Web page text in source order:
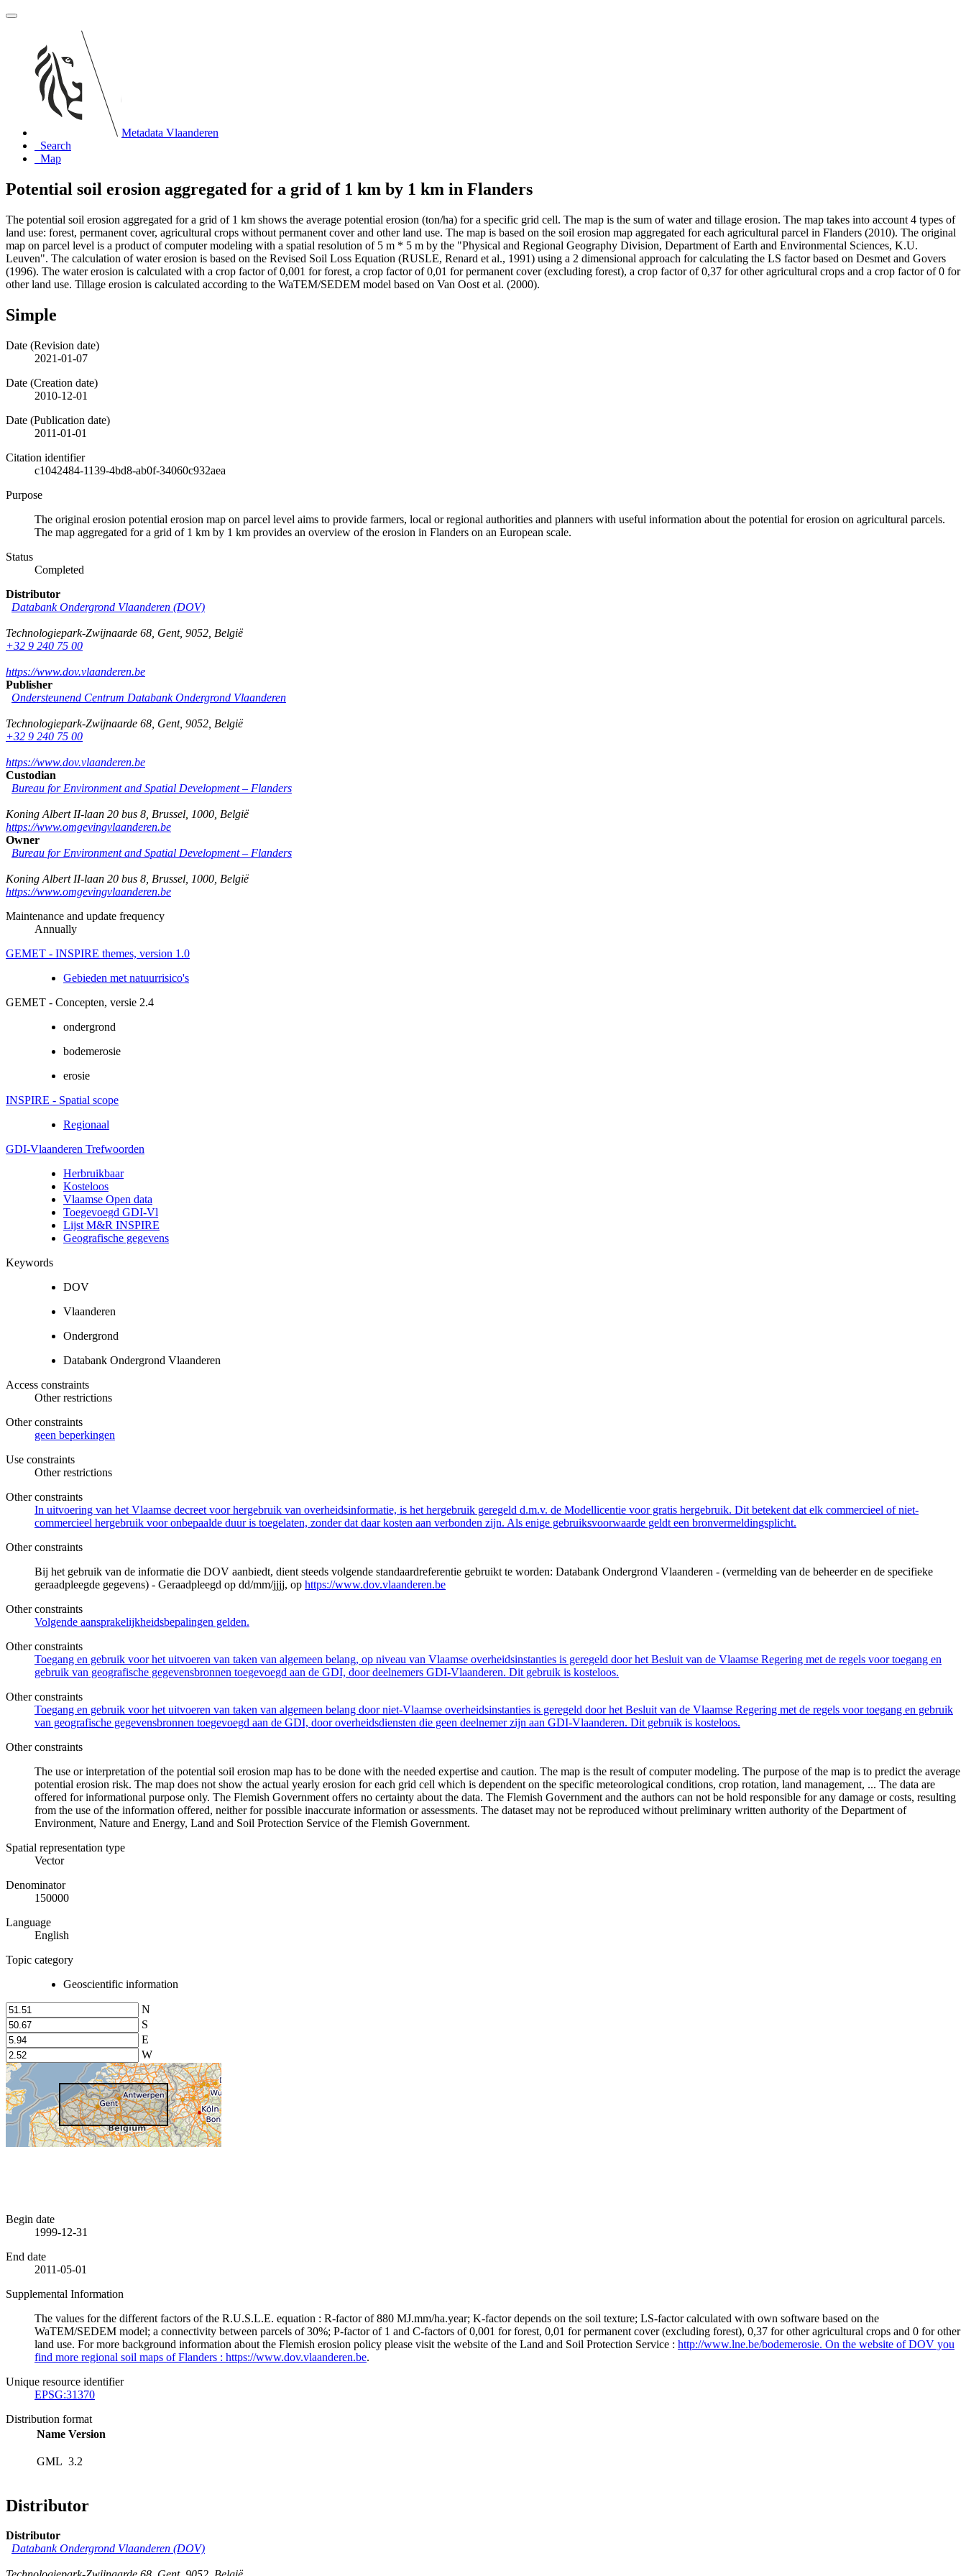
Metadata Vlaanderen
Search
Map
Potential soil erosion aggregated for a grid of 1 km by 1 km in Flanders
The potential soil erosion aggregated for a grid of 1 km shows the average potential erosion (ton/ha) for a specific grid cell. The map is the sum of water and tillage erosion. The map takes into account 4 types of
land use: forest, permanent cover, agricultural crops without permanent cover and other land use. The map is based on the soil erosion map aggregated for each agricultural parcel in Flanders (2010). The original
map on parcel level is a product of computer modeling with a spatial resolution of 5 m * 5 m by the "Physical and Regional Geography Division, Department of Earth and Environmental Sciences, K.U.
Leuven". The calculation of water erosion is based on the Revised Soil Loss Equation (RUSLE, Renard et al., 1991) using a 2 dimensional approach for calculating the LS factor based on Desmet and Govers
(1996). The water erosion is calculated with a crop factor of 0,001 for forest, a crop factor of 0,01 for permanent cover (excluding forest), a crop factor of 0,37 for other agricultural crops and a crop factor of 0 for
other land use. Tillage erosion is calculated according to the WaTEM/SEDEM model based on Van Oost et al. (2000).
Simple
Date (Revision date)
2021-01-07
Date (Creation date)
2010-12-01
Date (Publication date)
2011-01-01
Citation identifier
c1042484-1139-4bd8-ab0f-34060c932aea
Purpose
The original erosion potential erosion map on parcel level aims to provide farmers, local or regional authorities and planners with useful information about the potential for erosion on agricultural parcels.
The map aggregated for a grid of 1 km by 1 km provides an overview of the erosion in Flanders on an European scale.
Status
Completed
Distributor
Databank Ondergrond Vlaanderen (DOV)
Technologiepark-Zwijnaarde 68 Gent, 9052 België
+32 9 240 75 00
https://www.dov.vlaanderen.be
Publisher
Ondersteunend Centrum Databank Ondergrond Vlaanderen
Technologiepark-Zwijnaarde 68 Gent, 9052 België
+32 9 240 75 00
https://www.dov.vlaanderen.be
Custodian
Bureau for Environment and Spatial Development – Flanders
Koning Albert II-laan 20 bus 8 Brussel 1000 België
https://www.omgevingvlaanderen.be
Owner
Bureau for Environment and Spatial Development – Flanders
Koning Albert II-laan 20 bus 8 Brussel 1000 België
https://www.omgevingvlaanderen.be
Maintenance and update frequency
Annually
GEMET - INSPIRE themes, version 1.0
Gebieden met natuurrisico's
GEMET - Concepten, versie 2.4
ondergrond
bodemerosie
erosie
INSPIRE - Spatial scope
Regionaal
GDI-Vlaanderen Trefwoorden
Herbruikbaar
Kosteloos
Vlaamse Open data
Toegevoegd GDI-Vl
Lijst M&R INSPIRE
Geografische gegevens
Keywords
DOV
Vlaanderen
Ondergrond
Databank Ondergrond Vlaanderen
Access constraints
Other restrictions
Other constraints
geen beperkingen
Use constraints
Other restrictions
Other constraints
In uitvoering van het Vlaamse decreet voor hergebruik van overheidsinformatie, is het hergebruik geregeld d.m.v. de Modellicentie voor gratis hergebruik. Dit betekent dat elk commercieel of niet-
commercieel hergebruik voor onbepaalde duur is toegelaten, zonder dat daar kosten aan verbonden zijn. Als enige gebruiksvoorwaarde geldt een bronvermeldingsplicht.
Other constraints
Bij het gebruik van de informatie die DOV aanbiedt, dient steeds volgende standaardreferentie gebruikt te worden: Databank Ondergrond Vlaanderen - (vermelding van de beheerder en de specifieke
geraadpleegde gegevens) - Geraadpleegd op dd/mm/jjjj, op https://www.dov.vlaanderen.be
Other constraints
Volgende aansprakelijkheidsbepalingen gelden.
Other constraints
Toegang en gebruik voor het uitvoeren van taken van algemeen belang, op niveau van Vlaamse overheidsinstanties is geregeld door het Besluit van de Vlaamse Regering met de regels voor toegang en
gebruik van geografische gegevensbronnen toegevoegd aan de GDI, door deelnemers GDI-Vlaanderen. Dit gebruik is kosteloos.
Other constraints
Toegang en gebruik voor het uitvoeren van taken van algemeen belang door niet-Vlaamse overheidsinstanties is geregeld door het Besluit van de Vlaamse Regering met de regels voor toegang en gebruik
van geografische gegevensbronnen toegevoegd aan de GDI, door overheidsdiensten die geen deelnemer zijn aan GDI-Vlaanderen. Dit gebruik is kosteloos.
Other constraints
The use or interpretation of the potential soil erosion map has to be done with the needed expertise and caution. The map is the result of computer modeling. The purpose of the map is to predict the average
potential erosion risk. The map does not show the actual yearly erosion for each grid cell which is dependent on the specific meteorological conditions, crop rotation, land management, ... The data are
offered for informational purpose only. The Flemish Government offers no certainty about the data. The Flemish Government and the authors can not be hold responsible for any damage or costs, resulting
from the use of the information offered, neither for possible inaccurate information or assessments. The dataset may not be reproduced without preliminary written authority of the Department of
Environment, Nature and Energy, Land and Soil Protection Service of the Flemish Government.
Spatial representation type
Vector
Denominator
150000
Language
English
Topic category
Geoscientific information
N
S
E
W
Begin date
1999-12-31
End date
2011-05-01
Supplemental Information
The values for the different factors of the R.U.S.L.E. equation : R-factor of 880 MJ.mm/ha.year; K-factor depends on the soil texture; LS-factor calculated with own software based on the
WaTEM/SEDEM model; a connectivity between parcels of 30%; P-factor of 1 and C-factors of 0,001 for forest, 0,01 for permanent cover (excluding forest), 0,37 for other agricultural crops and 0 for other
land use. For more background information about the Flemish erosion policy please visit the website of the Land and Soil Protection Service : http://www.lne.be/bodemerosie. On the website of DOV you
find more regional soil maps of Flanders : https://www.dov.vlaanderen.be.
Unique resource identifier
EPSG:31370
Distribution format
Name Version
GML 3.2
Distributor
Distributor
Databank Ondergrond Vlaanderen (DOV)